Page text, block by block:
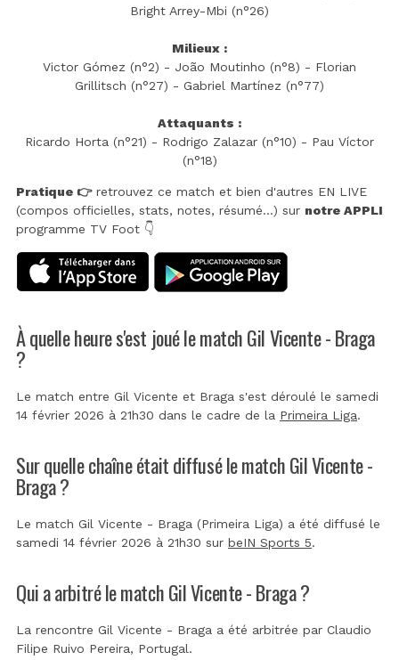
Bright Arrey-Mbi (n°26)
Milieux :
Victor Gómez (n°2) - João Moutinho (n°8) - Florian
Grillitsch (n°27) - Gabriel Martínez (n°77)
Attaquants :
Ricardo Horta (n°21) - Rodrigo Zalazar (n°10) - Pau Víctor
(n°18)
Pratique 👉retrouvez ce match et bien d'autres EN LIVE
(compos officielles, stats, notes, résumé...) sur notre APPLI
programme TV Foot 👇
À quelle heure s'est joué le match Gil Vicente - Braga
?
Le match entre Gil Vicente et Braga s'est déroulé le samedi
14 février 2026 à 21h30 dans le cadre de la Primeira Liga.
Sur quelle chaîne était diffusé le match Gil Vicente -
Braga ?
Le match Gil Vicente - Braga (Primeira Liga) a été diffusé le
samedi 14 février 2026 à 21h30 sur beIN Sports 5.
Qui a arbitré le match Gil Vicente - Braga ?
La rencontre Gil Vicente - Braga a été arbitrée par Claudio
Filipe Ruivo Pereira, Portugal.